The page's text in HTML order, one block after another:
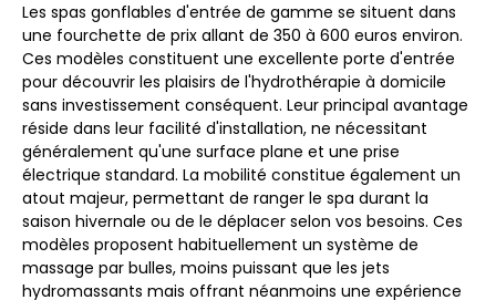
Les spas gonflables d'entrée de gamme se situent dans
une fourchette de prix allant de 350 à 600 euros environ.
Ces modèles constituent une excellente porte d'entrée
pour découvrir les plaisirs de l'hydrothérapie à domicile
sans investissement conséquent. Leur principal avantage
réside dans leur facilité d'installation, ne nécessitant
généralement qu'une surface plane et une prise
électrique standard. La mobilité constitue également un
atout majeur, permettant de ranger le spa durant la
saison hivernale ou de le déplacer selon vos besoins. Ces
modèles proposent habituellement un système de
massage par bulles, moins puissant que les jets
hydromassants mais offrant néanmoins une expérience